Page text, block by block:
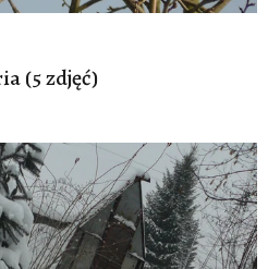
(5 zdjęć)